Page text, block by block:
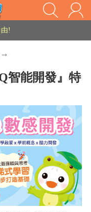
家長樂了!「風車書版集團暨FOOD超人企業總部」目前正興建中!
!
物流程說明』
家長樂了!「風車書版集團暨FOOD超人企業總部」目前正興建中!
由!
如需更改或重開發票 需在訂單成立三天內通知客服 寄回發票需附上回郵郵票
物流程說明』
➙
智能開發』特